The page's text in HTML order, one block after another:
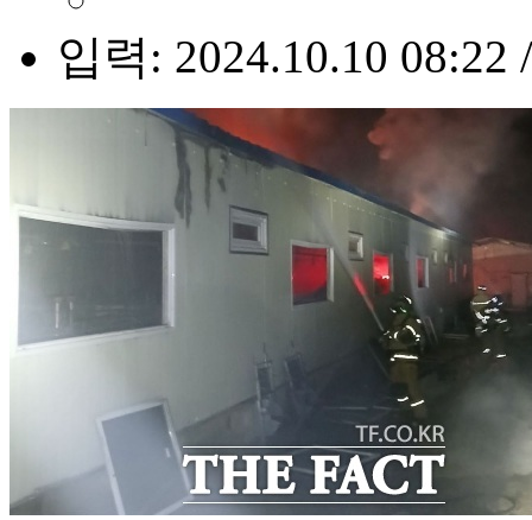
입력: 2024.10.10 08:22